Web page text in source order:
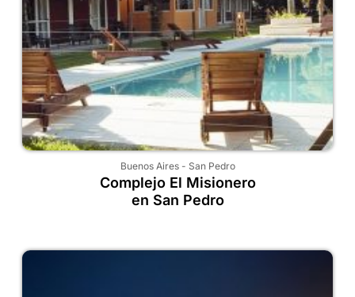
Buenos Aires- San Pedro
Complejo El Misionero
en San Pedro